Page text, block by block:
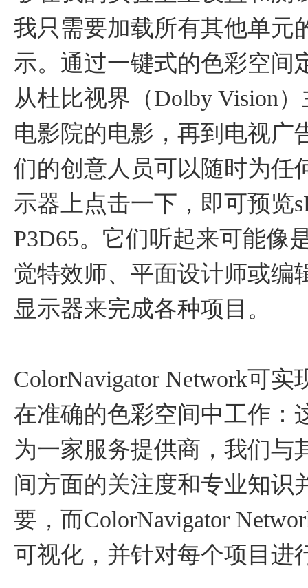
我只需要加载所有其他单元
示。通过一键式的色彩空间
从杜比视界（Dolby Vision
电影院的电影，再到电视广
们的创意人员可以随时为任
示器上点击一下，即可预览
P3D65。它们听起来可能像
觉特效师、平面设计师或编
显示器来完成各种项目。
ColorNavigator Network可
在准确的色彩空间中工作：
为一家服务提供商，我们与
间方面的关注度和专业知识
要，而ColorNavigator
可视化，并针对每个项目进